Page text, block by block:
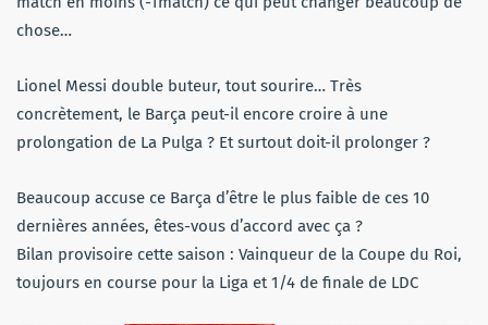
chose…
Lionel Messi double buteur, tout sourire… Très
concrètement, le Barça peut-il encore croire à une
prolongation de La Pulga ? Et surtout doit-il prolonger ?
Beaucoup accuse ce Barça d’être le plus faible de ces 10
dernières années, êtes-vous d’accord avec ça ?
Bilan provisoire cette saison : Vainqueur de la Coupe du Roi,
toujours en course pour la Liga et 1/4 de finale de LDC